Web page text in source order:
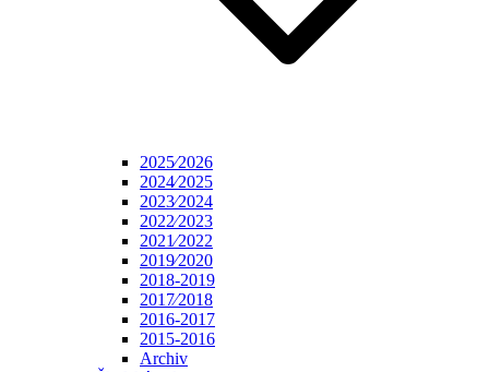
2025⁄2026
2024⁄2025
2023⁄2024
2022⁄2023
2021⁄2022
2019⁄2020
2018-2019
2017⁄2018
2016-2017
2015-2016
Archiv